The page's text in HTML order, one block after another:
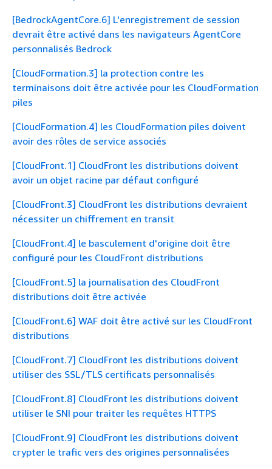
[BedrockAgentCore.6] L'enregistrement de session
devrait être activé dans les navigateurs AgentCore
personnalisés Bedrock
[CloudFormation.3] la protection contre les
terminaisons doit être activée pour les CloudFormation
piles
[CloudFormation.4] les CloudFormation piles doivent
avoir des rôles de service associés
[CloudFront.1] CloudFront les distributions doivent
avoir un objet racine par défaut configuré
[CloudFront.3] CloudFront les distributions devraient
nécessiter un chiffrement en transit
[CloudFront.4] le basculement d'origine doit être
configuré pour les CloudFront distributions
[CloudFront.5] la journalisation des CloudFront
distributions doit être activée
[CloudFront.6] WAF doit être activé sur les CloudFront
distributions
[CloudFront.7] CloudFront les distributions doivent
utiliser des SSL/TLS certificats personnalisés
[CloudFront.8] CloudFront les distributions doivent
utiliser le SNI pour traiter les requêtes HTTPS
[CloudFront.9] CloudFront les distributions doivent
crypter le trafic vers des origines personnalisées